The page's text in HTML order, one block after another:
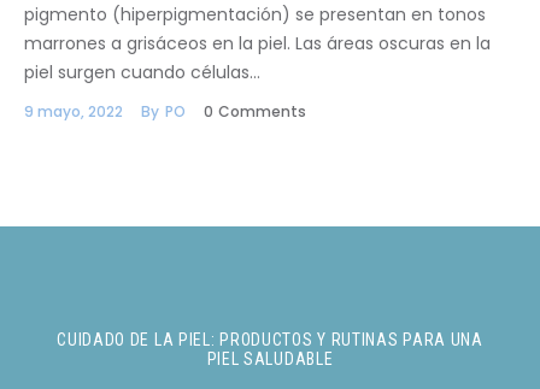
pigmento (hiperpigmentación) se presentan en tonos
marrones a grisáceos en la piel. Las áreas oscuras en la
piel surgen cuando células…
9 mayo, 2022 By PO 0 Comments
CUIDADO DE LA PIEL: PRODUCTOS Y RUTINAS PARA UNA
PIEL SALUDABLE